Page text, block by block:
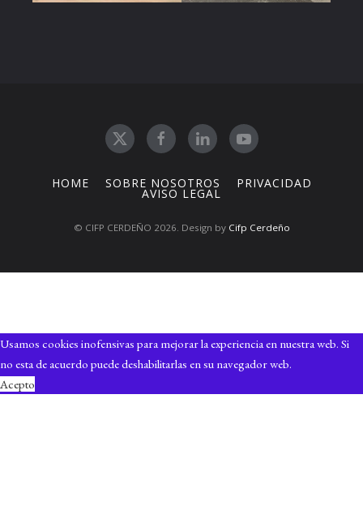
HOME SOBRE NOSOTROS PRIVACIDAD
AVISO LEGAL
© CIFP CERDEÑO 2026. Design by Cifp Cerdeño
Usamos cookies inofensivas para mejorar la experiencia en nuestra web. Si
no esta de acuerdo puede deshabilitarlas en su navegador web.
Acepto